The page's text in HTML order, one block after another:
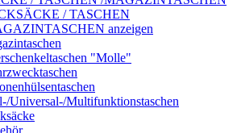
/ TASCHEN
anzeigen
"Molle"
Universal-/Multifunktionstaschen